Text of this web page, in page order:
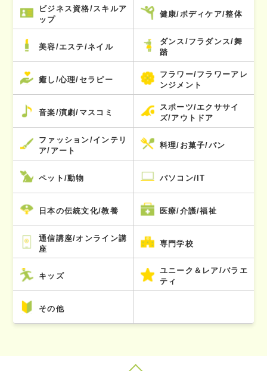
ビジネス資格/スキルア
ップ
健康/ボディケア/整体
美容/エステ/ネイル
ダンス/フラダンス/舞
踏
癒し/心理/セラピー
フラワー/フラワーアレ
ンジメント
音楽/演劇/マスコミ
スポーツ/エクササイ
ズ/アウトドア
ファッション/インテリ
ア/アート
料理/お菓子/パン
ペット/動物 パソコン/IT
日本の伝統文化/教養 医療/介護/福祉
通信講座/オンライン講
座
専門学校
キッズ
ユニーク＆レア/バラエ
ティ
その他